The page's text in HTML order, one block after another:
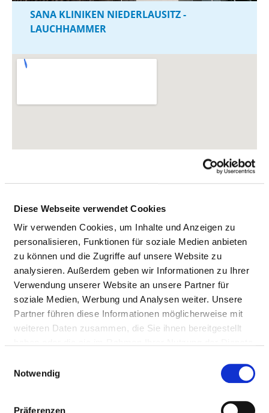
Diese Webseite verwendet Cookies
Wir verwenden Cookies, um Inhalte und Anzeigen zu
personalisieren, Funktionen für soziale Medien anbieten
zu können und die Zugriffe auf unsere Website zu
analysieren. Außerdem geben wir Informationen zu Ihrer
Verwendung unserer Website an unsere Partner für
soziale Medien, Werbung und Analysen weiter. Unsere
Partner führen diese Informationen möglicherweise mit
weiteren Daten zusammen, die Sie ihnen bereitgestellt
Notwendig
Präferenzen
SANA KLINIKEN NIEDERLAUSITZ -
LAUCHHAMMER
Friedensstraße 18
01979 Lauchhammer
Tel.:03573-75-0
Anfahrt